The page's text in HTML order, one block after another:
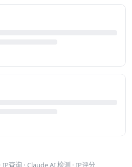
· IP查询 · Claude AI 检测 · IP评分